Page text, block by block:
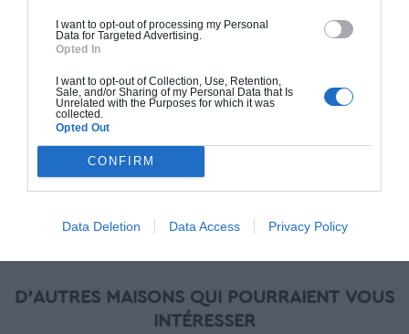
I want to opt-out of processing my Personal
Data for Targeted Advertising.
Opted In
I want to opt-out of Collection, Use, Retention,
Sale, and/or Sharing of my Personal Data that Is
Unrelated with the Purposes for which it was
collected.
Opted Out
CONFIRM
Data Deletion Data Access Privacy Policy
en main" inclut le gros oeuvre et le second
oeuvre (cuisine, peinture, sols...), mais exclut
À partir de
221 000€ TTC
Je la veux !
D'AUTRES MAISONS QUI POURRAIENT VOUS
INTÉRESSER